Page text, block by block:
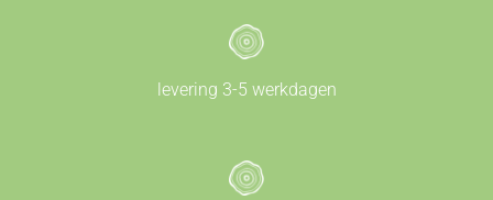
levering 3-5 werkdagen